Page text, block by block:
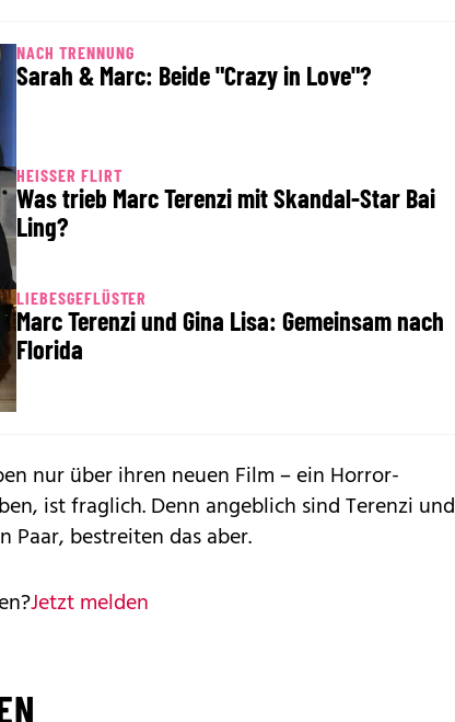
NACH TRENNUNG
Sarah & Marc: Beide "Crazy in Love"?
HEISSER FLIRT
Was trieb Marc Terenzi mit Skandal-Star Bai
Ling?
LIEBESGEFLÜSTER
Marc Terenzi und Gina Lisa: Gemeinsam nach
Florida
nur über ihren neuen Film – ein Horror-
ist fraglich. Denn angeblich sind Terenzi und
Paar, bestreiten das aber.
Jetzt melden